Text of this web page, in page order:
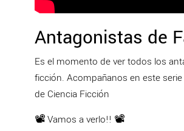
Antagonistas de
Es el momento de ver todos los
ficción. Acompañanos en este
de Ciencia Ficción
📽 Vamos a verlo!! 📽